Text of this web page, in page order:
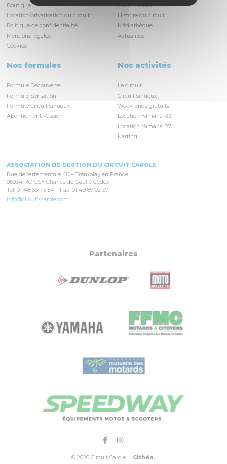
Boutique
Location/privatisation du circuit
Politique de confidentialité
Mentions légales
Cookies
Infrastructures
Histoire du circuit
Médiathèque
Actualités
Nos formules
Formule Découverte
Formule Sensation
Formule Circuit sinueux
Abonnement Passion
Nos activités
Le circuit
Circuit sinueux
Week-ends gratuits
Location Yamaha R3
Location Yamaha R7
Karting
ASSOCIATION DE GESTION DU CIRCUIT CAROLE
Rue départementale 40 – Tremblay en France
95934 ROISSY Charles de Gaulle Cedex
Tél. 01 48 63 73 54 – Fax. 01 49 89 02 57
info@circuit-carole.com
Partenaires
© 2026 Circuit Carole . Cithéa.